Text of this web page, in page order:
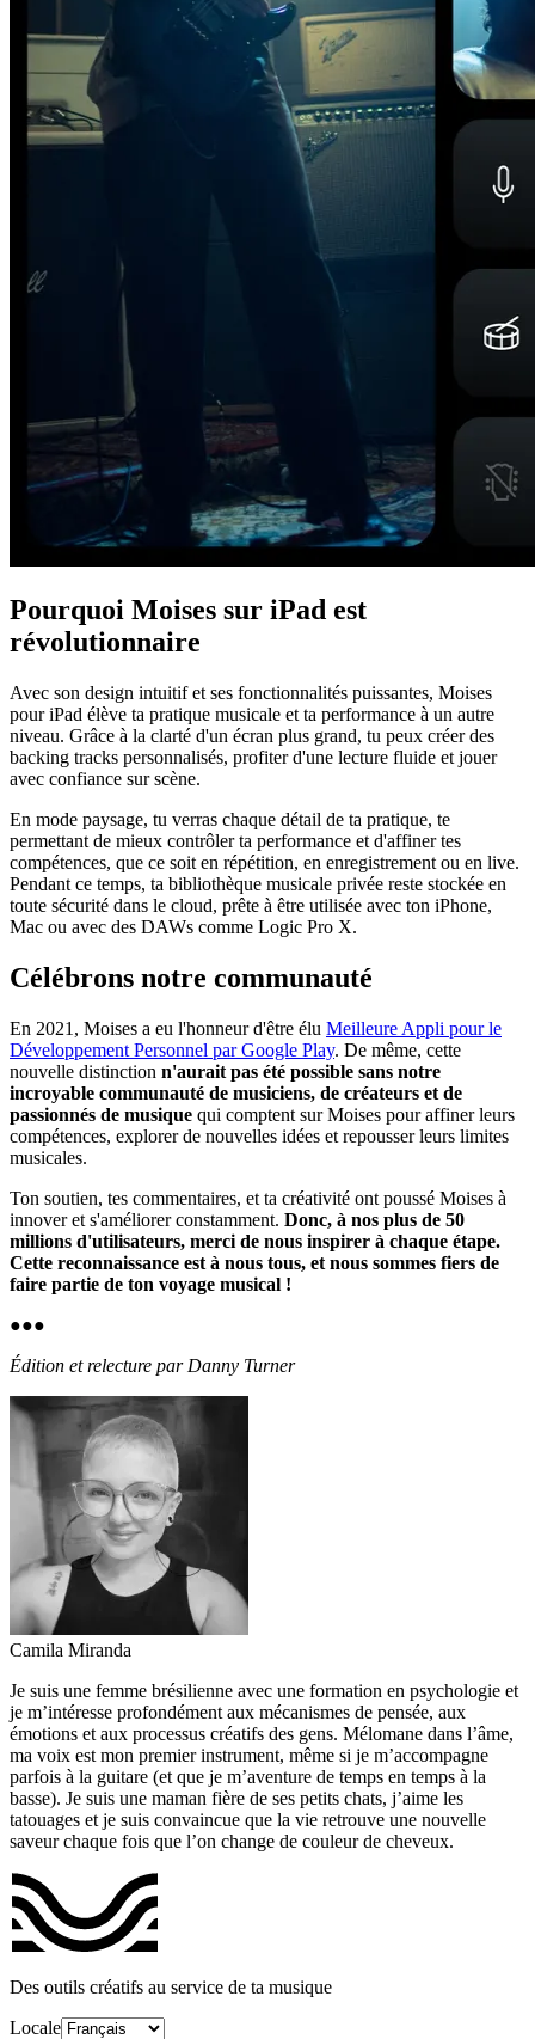
Pourquoi Moises sur iPad est
révolutionnaire
Avec son design intuitif et ses fonctionnalités puissantes, Moises
pour iPad élève ta pratique musicale et ta performance à un autre
niveau. Grâce à la clarté d'un écran plus grand, tu peux créer des
backing tracks personnalisés, profiter d'une lecture fluide et jouer
avec confiance sur scène.
En mode paysage, tu verras chaque détail de ta pratique, te
permettant de mieux contrôler ta performance et d'affiner tes
compétences, que ce soit en répétition, en enregistrement ou en live.
Pendant ce temps, ta bibliothèque musicale privée reste stockée en
toute sécurité dans le cloud, prête à être utilisée avec ton iPhone,
Mac ou avec des DAWs comme Logic Pro X.
Célébrons notre communauté
En 2021, Moises a eu l'honneur d'être élu Meilleure Appli pour le
Développement Personnel par Google Play. De même, cette
nouvelle distinction n'aurait pas été possible sans notre
incroyable communauté de musiciens, de créateurs et de
passionnés de musique qui comptent sur Moises pour affiner leurs
compétences, explorer de nouvelles idées et repousser leurs limites
musicales.
Ton soutien, tes commentaires, et ta créativité ont poussé Moises à
innover et s'améliorer constamment. Donc, à nos plus de 50
millions d'utilisateurs, merci de nous inspirer à chaque étape.
Cette reconnaissance est à nous tous, et nous sommes fiers de
faire partie de ton voyage musical !
●●●
Édition et relecture par Danny Turner
Camila Miranda
Je suis une femme brésilienne avec une formation en psychologie et
je m’intéresse profondément aux mécanismes de pensée, aux
émotions et aux processus créatifs des gens. Mélomane dans l’âme,
ma voix est mon premier instrument, même si je m’accompagne
parfois à la guitare (et que je m’aventure de temps en temps à la
basse). Je suis une maman fière de ses petits chats, j’aime les
tatouages et je suis convaincue que la vie retrouve une nouvelle
saveur chaque fois que l’on change de couleur de cheveux.
Des outils créatifs au service de ta musique
Locale